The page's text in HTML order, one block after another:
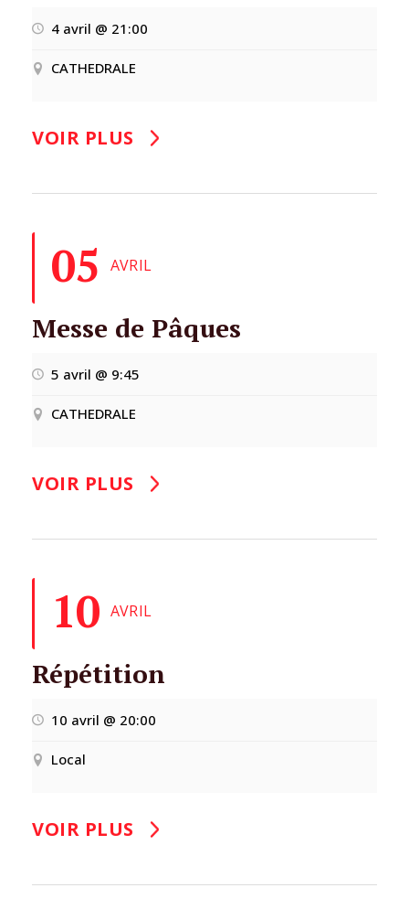
4 avril @ 21:00
CATHEDRALE
VOIR PLUS
05 AVRIL
Messe de Pâques
5 avril @ 9:45
CATHEDRALE
VOIR PLUS
10 AVRIL
Répétition
10 avril @ 20:00
Local
VOIR PLUS